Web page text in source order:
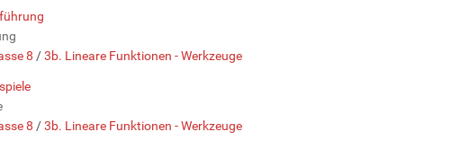
8 /3b. Lineare Funktionen - Werkzeuge
8 /3b. Lineare Funktionen - Werkzeuge